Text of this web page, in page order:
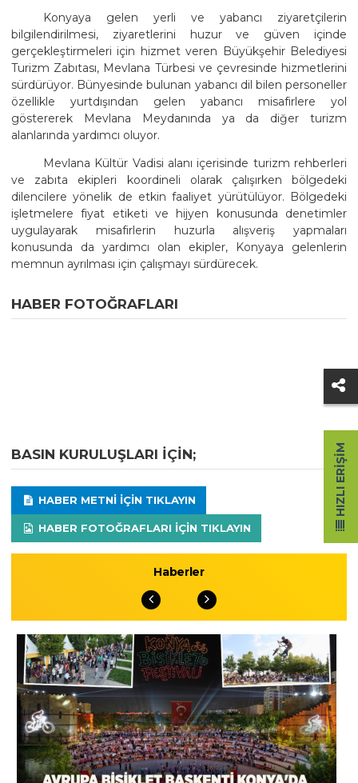
Konyaya gelen yerli ve yabancı ziyaretçilerin
bilgilendirilmesi, ziyaretlerini huzur ve güven içinde
gerçekleştirmeleri için hizmet veren Büyükşehir Belediyesi
Turizm Zabıtası, Mevlana Türbesi ve çevresinde hizmetlerini
sürdürüyor. Bünyesinde bulunan yabancı dil bilen personeller
özellikle yurtdışından gelen yabancı misafirlere yol
göstererek Mevlana Meydanında ya da diğer turizm
alanlarında yardımcı oluyor.
Mevlana Kültür Vadisi alanı içerisinde turizm rehberleri
ve zabıta ekipleri koordineli olarak çalışırken bölgedeki
dilencilere yönelik de etkin faaliyet yürütülüyor. Bölgedeki
işletmelere fiyat etiketi ve hijyen konusunda denetimler
uygulayarak misafirlerin huzurla alışveriş yapmaları
konusunda da yardımcı olan ekipler, Konyaya gelenlerin
memnun ayrılması için çalışmayı sürdürecek.
HABER FOTOĞRAFLARI
BASIN KURULUŞLARI IÇIN;
HABER METNI IÇIN TIKLAYIN
HABER FOTOĞRAFLARI IÇIN TIKLAYIN
Haberler
HIZLI ERIŞIM